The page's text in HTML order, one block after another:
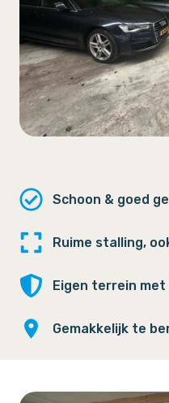
Schoon & goed
Ruime stalling,
Eigen terrein
Gemakkelijk te